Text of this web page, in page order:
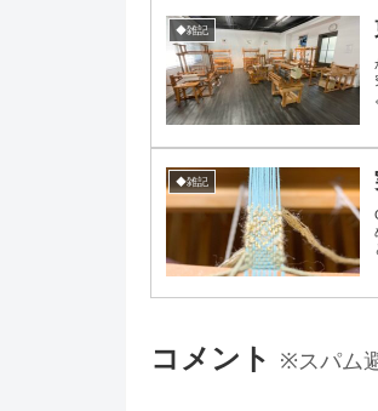
◆雑記
◆雑記
コメント ※スパム